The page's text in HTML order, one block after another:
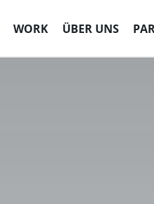
WORK ÜBER UNS